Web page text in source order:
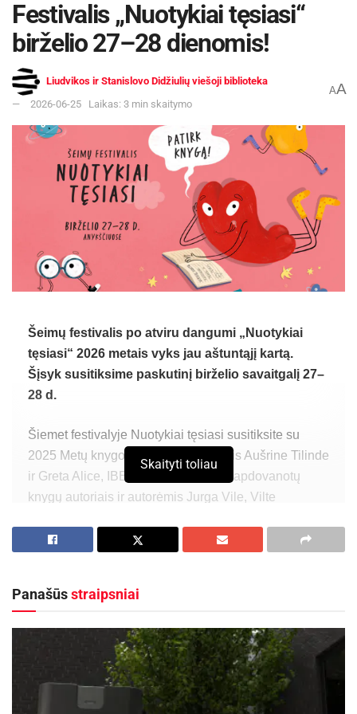
Festivalis „Nuotykiai tęsiasi“
birželio 27–28 dienomis!
Liudvikos ir Stanislovo Didžiulių viešoji biblioteka
2026-06-25
Laikas: 3 min skaitymo
AA
Šeimų festivalis po atviru dangumi „Nuotykiai
tęsiasi“ 2026 metais vyks jau aštuntąjį kartą.
Šįsyk susitiksime paskutinį birželio savaitgalį 27–
28 d.
Šiemet festivalyje Nuotykiai tęsiasi susitiksite su
2025 Metų knygos rinkimai lauretėmis Aušrine Tilinde
ir Greta Alice, IBBY Lietuvos skyrius apdovanotų
knygų autoriais ir autorėmis Jurga Vile, Vilte
literatūros žvaigždėmis – Evelina Daciūte, Aušra
joje vyksiančios veiklos.
Kviesime žiūrėti Auksinį scenos kryžių pelniusį
Kauno valstybinio lėlių teatro spektaklį „Lapiukas ir
žiema“, Vilniaus lėlių teatro spektaklį „Mergaitė su
degtukais“, dalyvauti net devynių Lietuvos bibliotekų
Skaityti toliau
Panašūsstraipsniai